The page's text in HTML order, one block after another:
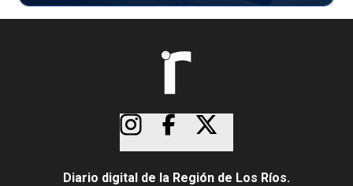
Diario digital de la Región de Los Ríos.